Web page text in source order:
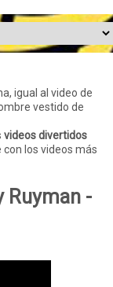
igual al video de
vestido de
videos divertidos
los videos más
Ruyman -